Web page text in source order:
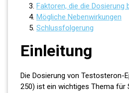
Faktoren, die die Dosierung
Mögliche Nebenwirkungen
Schlussfolgerung
Einleitung
Die Dosierung von Testosteron-
250) ist ein wichtiges Thema für